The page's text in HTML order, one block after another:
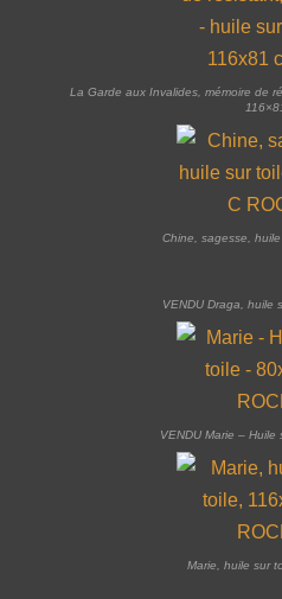
La Garde aux Invalides, mémoire de
Chine, sagesse,
VENDU Draga, huile
VENDU Marie –
Marie, huile sur